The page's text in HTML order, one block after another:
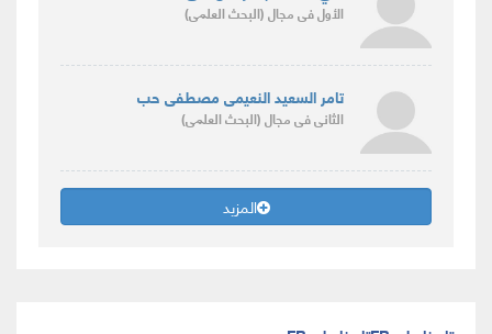
الأولفى مجال(البحث العلمى)
تامر السعيد النعيمى مصطفى حب
الثانىفى مجال(البحث العلمى)
المزيد